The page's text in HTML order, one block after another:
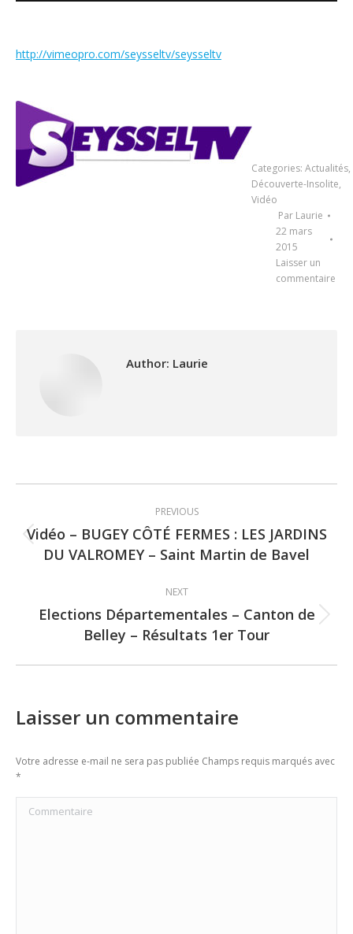
http://vimeopro.com/seysseltv/seysseltv
Categories: Actualités,
Découverte-Insolite,
Vidéo
Par Laurie
22 mars
2015
Laisser un
commentaire
Author: Laurie
navigation
PREVIOUS
Previous
post:
Vidéo – BUGEY CÔTÉ FERMES : LES JARDINS
DU VALROMEY – Saint Martin de Bavel
NEXT
Next
post:
Elections Départementales – Canton de
Belley – Résultats 1er Tour
Laisser un commentaire
Votre adresse e-mail ne sera pas publiée Champs requis marqués avec
*
Commentaire